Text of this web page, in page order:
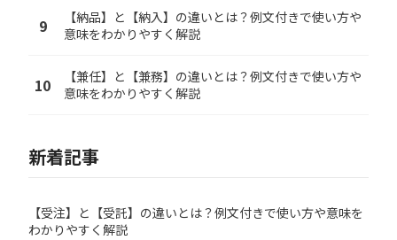
9
【納品】と【納入】の違いとは？例文付きで使い方や
意味をわかりやすく解説
10
【兼任】と【兼務】の違いとは？例文付きで使い方や
意味をわかりやすく解説
新着記事
【受注】と【受託】の違いとは？例文付きで使い方や意味を
わかりやすく解説